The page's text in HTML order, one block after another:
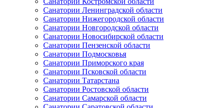
Санатории Ленинградской области
Санатории Нижегородской области
Санатории Новгородской области
Санатории Новосибирской области
Санатории Пензенской области
Санатории Подмосковья
Санатории Приморского края
Санатории Псковской области
Санатории Татарстана
Санатории Ростовской области
Санатории Самарской области